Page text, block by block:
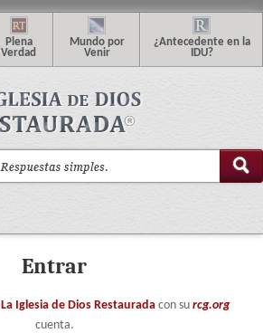
Plena
Verdad
Mundo por
Venir
¿Antecedente en la
IDU?
Entrar
La Iglesia de Dios Restauradacon su rcg.org
cuenta.